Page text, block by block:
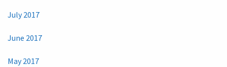
July 2017
June 2017
May 2017